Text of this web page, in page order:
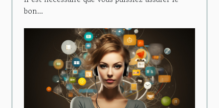
bon...